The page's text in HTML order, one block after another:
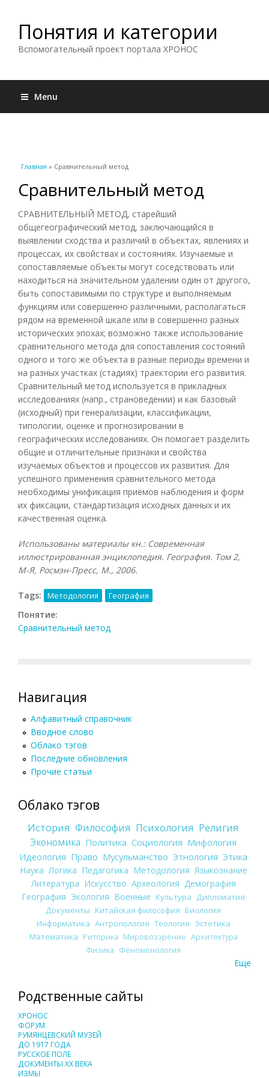
Понятия и категории
Вспомогательный проект портала ХРОНОС
Menu
Вы здесь
Главная » Сравнительный метод
Сравнительный метод
СРАВНИТЕЛЬНЫЙ МЕТОД, старейший
общегеографический метод, заключающийся в
выявлении сходства и различий в объектах, явлениях и
процессах, их свойствах и состояниях. Изучаемые и
сопоставляемые объекты могут соседствовать или
находиться на значительном удалении один от другого,
быть сопоставимыми по структуре и выполняемым
функциям или совершенно различными, располагаться
рядом на временной шкале или в совершенно разных
исторических эпохах; возможно также использование
сравнительного метода для сопоставления состояний
одного и того же объекта в разные периоды времени и
на разных участках (стадиях) траектории его развития.
Сравнительный метод используется в прикладных
исследованиях (напр., страноведении) и как базовый
(исходный) при генерализации, классификации,
типологии, оценке и прогнозировании в
географических исследованиях. Он помогает разделить
общие и отличительные признаки и свойства
изучаемых объектов и процессов их развития. Для
успешного применения сравнительного метода
необходимы унификация приёмов наблюдения и форм
их фиксации, стандартизация исходных данных и их
качественная оценка.
Использованы материалы кн.: Современная
иллюстрированная энциклопедия. География. Том 2,
М-Я, Росмэн-Пресс, М., 2006.
Tags: Методология География
Понятие:
Сравнительный метод
Навигация
Алфавитный справочник
Вводное слово
Облако тэгов
Последние обновления
Прочие статьи
Облако тэгов
История Философия Психология Религия
Экономика Политика Социология Мифология
Идеология Право Мусульманство Этнология Этика
Наука Логика Педагогика Методология Языкознание
Литература Искусство Археология Демография
География Экология Военные Культура
Дипломатия
Документы Китайская философия Биология
Информатика Антропология Теология Эстетика
Математика Риторика Мировоззрение Архитектура
Физика Феноменология
Еще
Родственные сайты
ХРОНОС
ФОРУМ
РУМЯНЦЕВСКИЙ МУЗЕЙ
ДО 1917 ГОДА
РУССКОЕ ПОЛЕ
ДОКУМЕНТЫ XX ВЕКА
ИЗМЫ